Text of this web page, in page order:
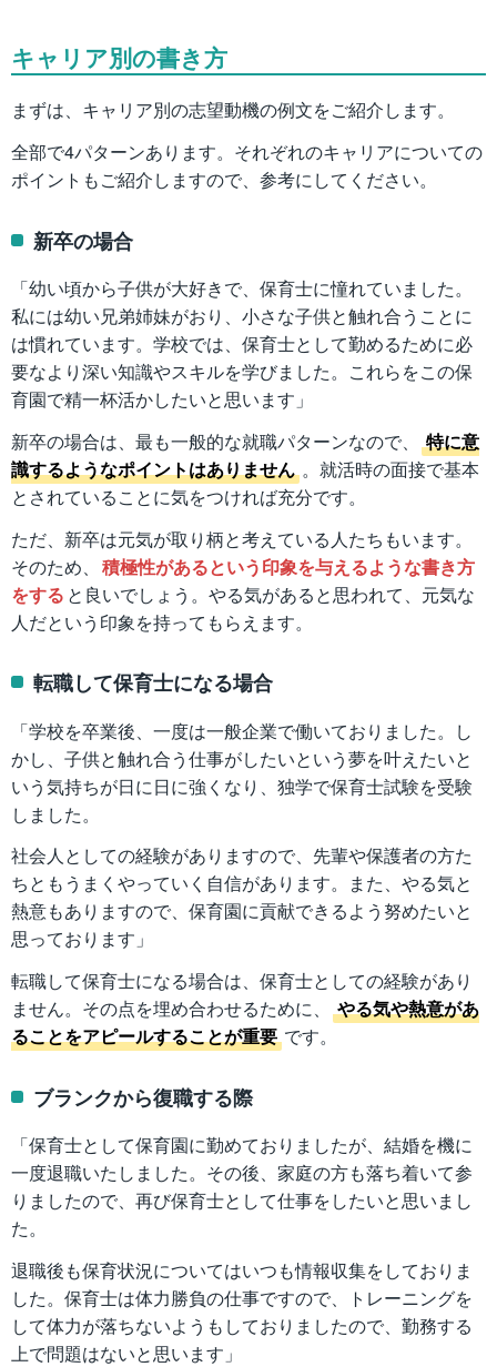
キャリア別の書き方
まずは、キャリア別の志望動機の例文をご紹介します。
全部で4パターンあります。それぞれのキャリアについての
ポイントもご紹介しますので、参考にしてください。
新卒の場合
「幼い頃から子供が大好きで、保育士に憧れていました。
私には幼い兄弟姉妹がおり、小さな子供と触れ合うことに
は慣れています。学校では、保育士として勤めるために必
要なより深い知識やスキルを学びました。これらをこの保
育園で精一杯活かしたいと思います」
新卒の場合は、最も一般的な就職パターンなので、
特に意
識するようなポイントはありません 。就活時の面接で基本
とされていることに気をつければ充分です。
ただ、新卒は元気が取り柄と考えている人たちもいます。
そのため、 積極性があるという印象を与えるような書き方
をする と良いでしょう。やる気があると思われて、元気な
人だという印象を持ってもらえます。
転職して保育士になる場合
「学校を卒業後、一度は一般企業で働いておりました。し
かし、子供と触れ合う仕事がしたいという夢を叶えたいと
いう気持ちが日に日に強くなり、独学で保育士試験を受験
しました。
社会人としての経験がありますので、先輩や保護者の方た
ちともうまくやっていく自信があります。また、やる気と
熱意もありますので、保育園に貢献できるよう努めたいと
思っております」
転職して保育士になる場合は、保育士としての経験があり
ません。その点を埋め合わせるために、
やる気や熱意があ
ることをアピールすることが重要 です。
ブランクから復職する際
「保育士として保育園に勤めておりましたが、結婚を機に
一度退職いたしました。その後、家庭の方も落ち着いて参
りましたので、再び保育士として仕事をしたいと思いまし
た。
退職後も保育状況についてはいつも情報収集をしておりま
した。保育士は体力勝負の仕事ですので、トレーニングを
して体力が落ちないようもしておりましたので、勤務する
上で問題はないと思います」